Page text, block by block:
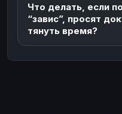
Что делать, если
“завис”, просят
тянуть время?